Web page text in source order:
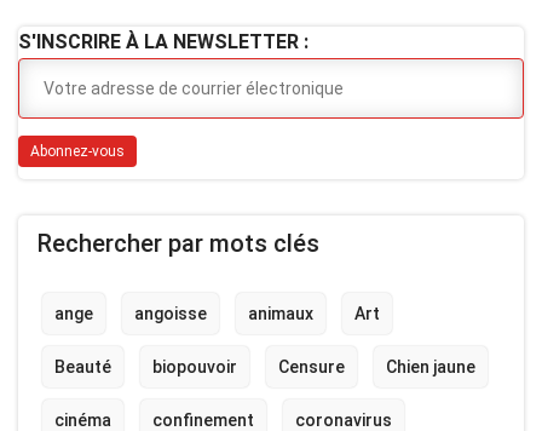
S'INSCRIRE À LA NEWSLETTER :
Rechercher par mots clés
ange angoisse animaux Art
Beauté biopouvoir Censure Chien jaune
cinéma confinement coronavirus